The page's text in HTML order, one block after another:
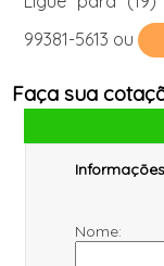
99381-5613 ou
Faça sua
Nome: